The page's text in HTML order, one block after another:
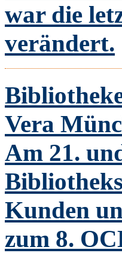
war die
verändert.
Vera
Am 21.
Kunden
zum 8.